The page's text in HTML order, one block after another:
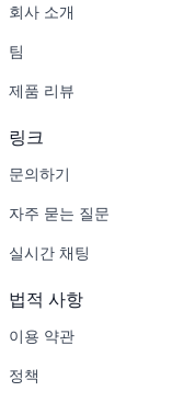
회사 소개
팀
제품 리뷰
링크
문의하기
자주 묻는 질문
실시간 채팅
법적 사항
이용 약관
정책